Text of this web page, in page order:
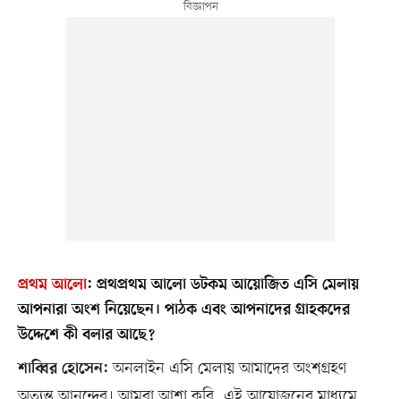
প্রথম আলো: প্রথপ্রথম আলো ডটকম আয়োজিত এসি মেলায়
আপনারা অংশ নিয়েছেন। পাঠক এবং আপনাদের গ্রাহকদের
উদ্দেশে কী বলার আছে?
শাব্বির হোসেন: অনলাইন এসি মেলায় আমাদের অংশগ্রহণ